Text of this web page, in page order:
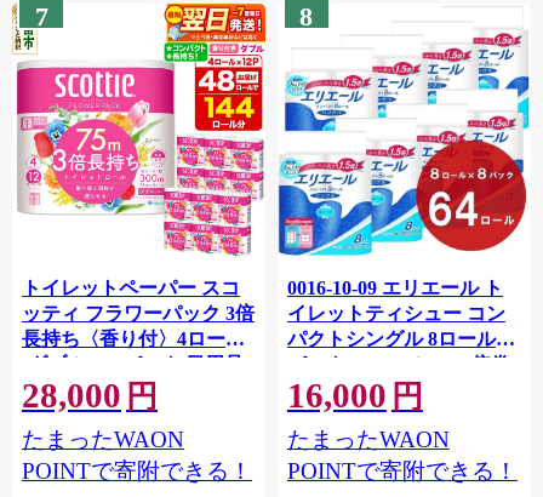
7
トイレットペーパー スコ
ッティ フラワーパック 3倍
長持ち〈香り付〉4ロール
(ダブル)×12パック 日用品
最短翌日発送 [スコッティ
フラワーパック トイレッ
トペーパー 日本製紙クレ
シア] 秋田県秋田市
28,000 円
たまったWAON
POINTで寄附できる！
8
0016-10-09 エリエール ト
イレットティシュー コン
パクトシングル 8ロール×8
パック 64ロール 1.5倍巻
82.5m トイレットペーパー
シングル パルプ100％ 香り
つき 日用品 消耗品 備蓄
16,000 円
たまったWAON
POINTで寄附できる！